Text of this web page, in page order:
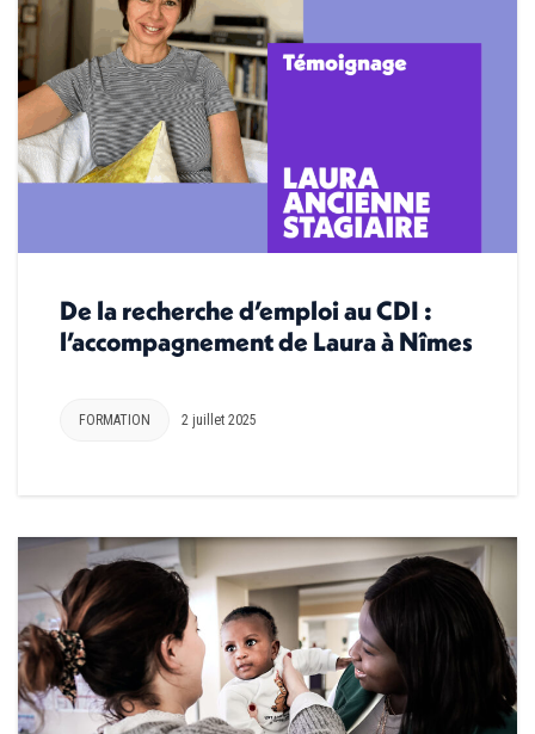
De la recherche d’emploi au CDI :
l’accompagnement de Laura à Nîmes
FORMATION 2 juillet 2025